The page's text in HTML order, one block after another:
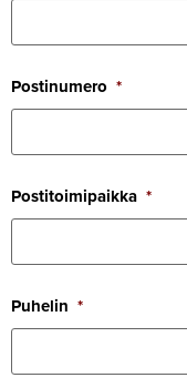
Pos­ti­numero *
Pos­ti­toi­mi­paikka *
Puhelin *